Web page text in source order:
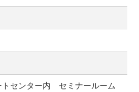
トセンター内 セミナールーム